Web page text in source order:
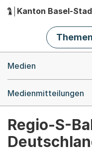
Hauptnavigation
Kanton Basel-
Themen
Medien
Medienmitteilungen
Regio-S-